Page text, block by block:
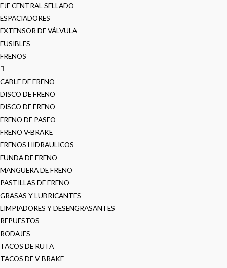
EJE CENTRAL SELLADO
ESPACIADORES
EXTENSOR DE VÁLVULA
FUSIBLES
FRENOS
CABLE DE FRENO
DISCO DE FRENO
DISCO DE FRENO
FRENO DE PASEO
FRENO V-BRAKE
FRENOS HIDRAULICOS
FUNDA DE FRENO
MANGUERA DE FRENO
PASTILLAS DE FRENO
GRASAS Y LUBRICANTES
LIMPIADORES Y DESENGRASANTES
REPUESTOS
RODAJES
TACOS DE RUTA
TACOS DE V-BRAKE